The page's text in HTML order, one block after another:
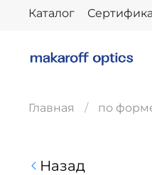
Каталог
Главная по
Назад